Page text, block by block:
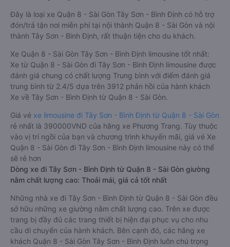
Đây là loại xe Quận 8 - Sài Gòn Tây Sơn - Bình Định có hỗ trợ
đón/trả tận nơi miễn phí tại nội thành Quận 8 - Sài Gòn và nội
thành Tây Sơn - Bình Định, rất thuận tiện cho du khách.
Xe Quận 8 - Sài Gòn Tây Sơn - Bình Định limousine tốt nhất:
Xe từ Quận 8 - Sài Gòn đi Tây Sơn - Bình Định limousine được
đánh giá chung có chất lượng Trung bình với điểm đánh giá
trung bình từ 2.4/5 dựa trên 3912 phản hồi của hành khách
Xe về Tây Sơn - Bình Định từ Quận 8 - Sài Gòn.
Giá vé xe limousine đi Tây Sơn - Bình Định từ Quận 8 - Sài Gòn
rẻ nhất là 390000VND của hãng xe Phương Trang. Tùy thuộc
vào vị trí ngồi của bạn và chương trình khuyến mãi, giá vé Xe
Quận 8 - Sài Gòn đi Tây Sơn - Bình Định limousine này có thể
sẽ rẻ hơn
Dòng xe đi Tây Sơn - Bình Định từ Quận 8 - Sài Gòn giường
nằm chất lượng cao: Thoải mái, giá cả tốt nhất
Những nhà xe đi Tây Sơn - Bình Định từ Quận 8 - Sài Gòn đều
sở hữu những xe giường nằm chất lượng cao. Trên xe được
trang bị đầy đủ các trang thiết bị hiện đại phục vụ cho nhu
cầu di chuyển của hành khách. Bên cạnh đó, các hãng xe
khách Quận 8 - Sài Gòn Tây Sơn - Bình Định luôn chú trọng